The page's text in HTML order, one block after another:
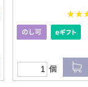
★★
個